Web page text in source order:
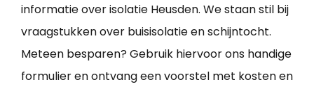
informatie over isolatie Heusden. We staan stil bij
vraagstukken over buisisolatie en schijntocht.
Meteen besparen? Gebruik hiervoor ons handige
formulier en ontvang een voorstel met kosten en